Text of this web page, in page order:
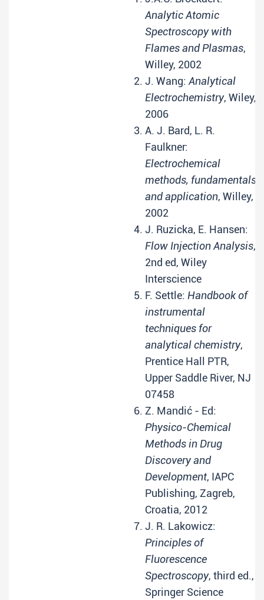
Analytic Atomic
Spectroscopy with
Flames and Plasmas,
Willey, 2002
J. Wang: Analytical
Electrochemistry, Wiley,
2006
A. J. Bard, L. R.
Faulkner:
Electrochemical
methods, fundamentals
and application, Willey,
2002
J. Ruzicka, E. Hansen:
Flow Injection Analysis,
2nd ed, Wiley
Interscience
F. Settle: Handbook of
instrumental
techniques for
analytical chemistry,
Prentice Hall PTR,
Upper Saddle River, NJ
07458
Z. Mandić - Ed:
Physico-Chemical
Methods in Drug
Discovery and
Development, IAPC
Publishing, Zagreb,
Croatia, 2012
J. R. Lakowicz:
Principles of
Fluorescence
Spectroscopy, third ed.,
Springer Science